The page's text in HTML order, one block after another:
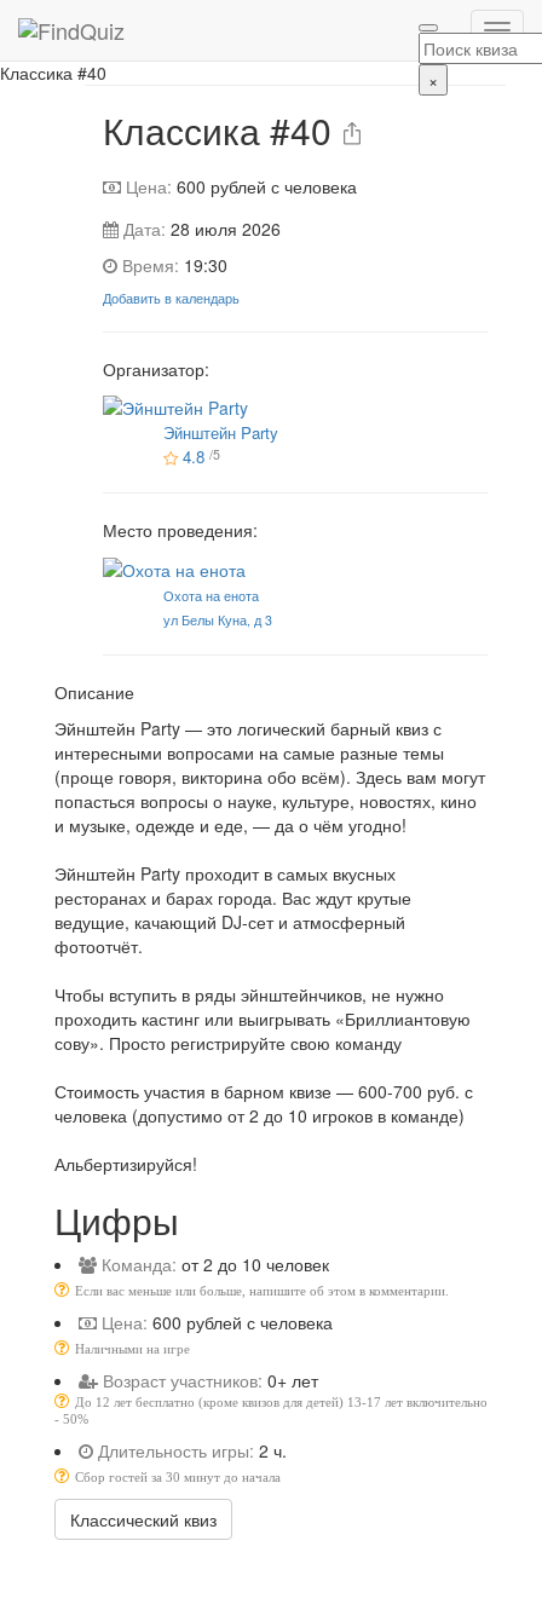
×
Классика #40
Классика #40
Цена: 600 рублей с человека
Дата: 28 июля 2026
Время: 19:30
Добавить в календарь
Организатор:
Эйнштейн Party
4.8 /5
Место проведения:
Охота на енота
ул Белы Куна, д 3
Описание
Эйнштейн Party — это логический барный квиз с
интересными вопросами на самые разные темы
(проще говоря, викторина обо всём). Здесь вам могут
попасться вопросы о науке, культуре, новостях, кино
и музыке, одежде и еде, — да о чём угодно!
Эйнштейн Party проходит в самых вкусных
ресторанах и барах города. Вас ждут крутые
ведущие, качающий DJ-сет и атмосферный
фотоотчёт.
Чтобы вступить в ряды эйнштейнчиков, не нужно
проходить кастинг или выигрывать «Бриллиантовую
сову». Просто регистрируйте свою команду
Стоимость участия в барном квизе — 600-700 руб. с
человека (допустимо от 2 до 10 игроков в команде)
Альбертизируйся!
Цифры
Команда: от 2 до 10 человек
Если вас меньше или больше, напишите об этом в комментарии.
Цена: 600 рублей с человека
Наличными на игре
Возраст участников: 0+ лет
До 12 лет бесплатно (кроме квизов для детей) 13-17 лет включительно
- 50%
Длительность игры: 2 ч.
Сбор гостей за 30 минут до начала
Классический квиз